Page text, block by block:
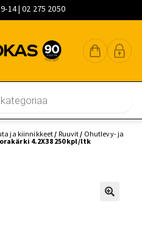
14 | 02 275 2050
ja kiinnikkeet / Ruuvit / Ohutlevy- ja
4.2X38 250 kpl/ltk